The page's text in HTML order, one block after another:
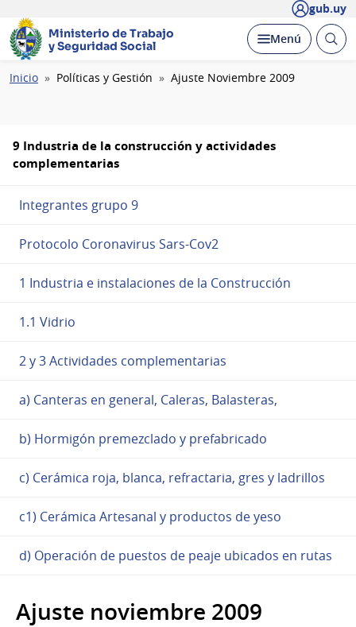
gub.uy
Ministerio de Trabajo
y Seguridad Social
Desplegar
Menú Abrir
Ruta
Inicio Políticas y Gestión Ajuste Noviembre 2009
9 Industria de la construcción y actividades
complementarias
Integrantes grupo 9
Protocolo Coronavirus Sars-Cov2
1 Industria e instalaciones de la Construcción
1.1 Vidrio
2 y 3 Actividades complementarias
a) Canteras en general, Caleras, Balasteras,
b) Hormigón premezclado y prefabricado
c) Cerámica roja, blanca, refractaria, gres y ladrillos
c1) Cerámica Artesanal y productos de yeso
d) Operación de puestos de peaje ubicados en rutas
Ajuste noviembre 2009